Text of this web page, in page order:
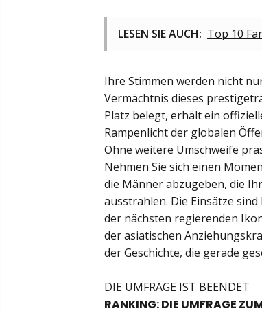
LESEN SIE AUCH: Top 10
Ihre Stimmen werden nicht
Vermächtnis dieses
Platz belegt, erhält ein
Rampenlicht der globalen
Ohne weitere Umschweife
Nehmen Sie sich einen
die Männer abzugeben, die
ausstrahlen. Die Einsätze
der nächsten regierenden
der asiatischen
der Geschichte, die gerade
DIE UMFRAGE IST BEENDET
RANKING: DIE UMFRAGE